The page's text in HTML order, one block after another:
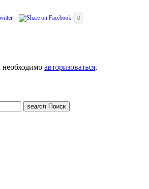
0
необходимо авторизоваться.
search Поиск